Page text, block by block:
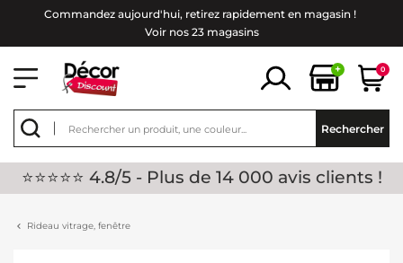
Commandez aujourd'hui, retirez rapidement en magasin !
Voir nos 23 magasins
+ 0
Rechercher
⭐⭐⭐⭐⭐ 4.8/5 - Plus de 14 000 avis clients !
Rideau vitrage, fenêtre